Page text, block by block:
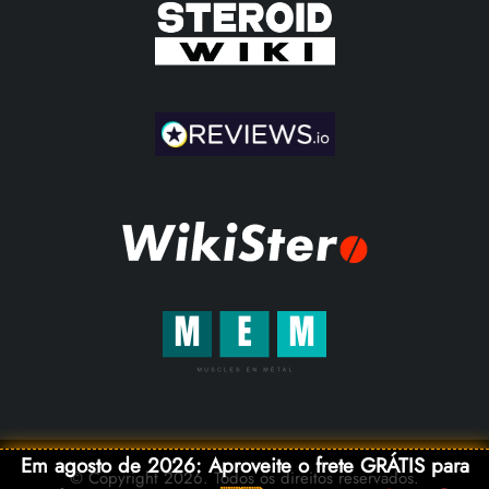
Em agosto de 2026: Aproveite o frete GRÁTIS para
© Copyright 2026. Todos os direitos reservados.